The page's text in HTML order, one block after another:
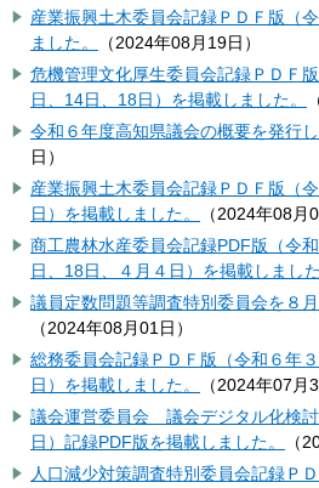
産業振興土木委員会記録ＰＤＦ版（
ました。
（2024年08月19日 ）
危機管理文化厚生委員会記録ＰＤＦ
日、14日、18日）を掲載しました。
令和６年度高知県議会の概要を発行し
日 ）
産業振興土木委員会記録ＰＤＦ版（
日）を掲載しました。
（2024年08月
商工農林水産委員会記録PDF版（令
日、18日、４月４日）を掲載しました
議員定数問題等調査特別委員会を８
（2024年08月01日 ）
総務委員会記録ＰＤＦ版（令和６年
日）を掲載しました。
（2024年07月
議会運営委員会 議会デジタル化検
日）記録PDF版を掲載しました。
（
人口減少対策調査特別委員会記録Ｐ